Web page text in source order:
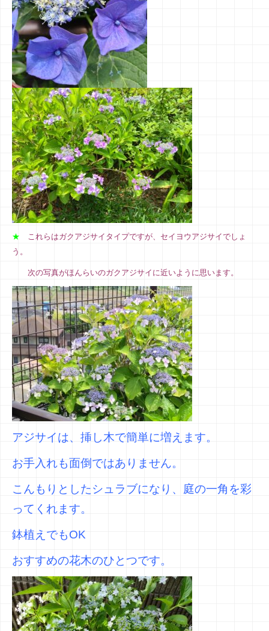
★ これらはガクアジサイタイプですが、セイヨウアジサイでしょ
う。
次の写真がほんらいのガクアジサイに近いように思います。
アジサイは、挿し木で簡単に増えます。
お手入れも面倒ではありません。
こんもりとしたシュラブになり、庭の一角を彩
ってくれます。
鉢植えでもOK
おすすめの花木のひとつです。